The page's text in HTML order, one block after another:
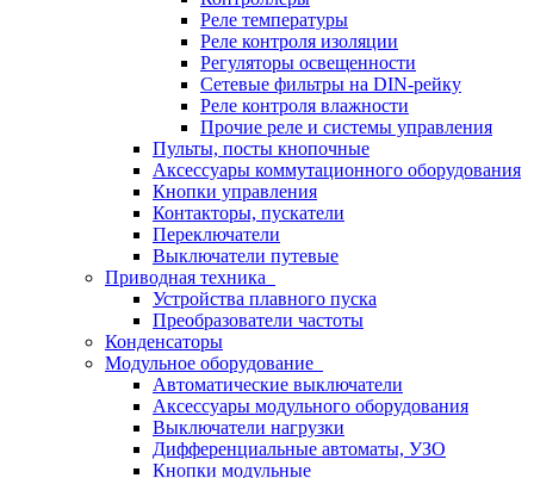
Реле температуры
Реле контроля изоляции
Регуляторы освещенности
Сетевые фильтры на DIN-рейку
Реле контроля влажности
Прочие реле и системы управления
Пульты, посты кнопочные
Аксессуары коммутационного оборудования
Кнопки управления
Контакторы, пускатели
Переключатели
Выключатели путевые
Приводная техника
Устройства плавного пуска
Преобразователи частоты
Конденсаторы
Модульное оборудование
Автоматические выключатели
Аксессуары модульного оборудования
Выключатели нагрузки
Дифференциальные автоматы, УЗО
Кнопки модульные